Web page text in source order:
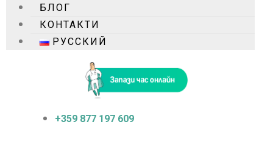
БЛОГ
КОНТАКТИ
РУССКИЙ
+359 877 197 609